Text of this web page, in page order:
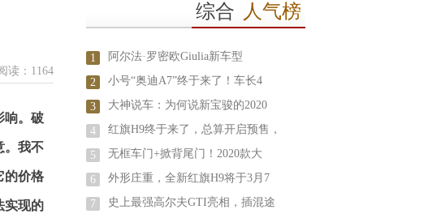
读：1164
响。破
。我不
的价格
实现的
综合 人气榜
1 阿尔法·罗密欧Giulia新车型
2 小号“奥迪A7”终于来了！车长4
3 大神说车：为何说新宝骏的2020
4 红旗H9终于来了，总算开启预售，
5 无框车门+掀背尾门！2020款大
6 外形庄重，全新红旗H9将于3月7
7 史上最强高尔夫GTI亮相，插混途